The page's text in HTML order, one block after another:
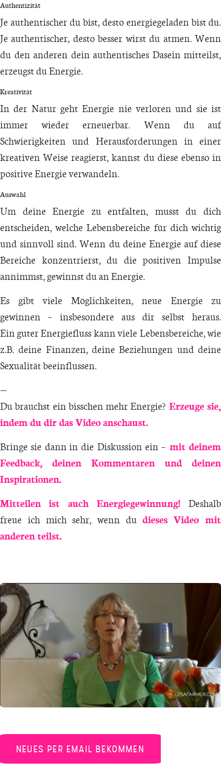
Authentizität
Je authentischer du bist, desto energiegeladen bist du.
Je authentischer, desto besser wirst du atmen. Wenn
du den anderen dein authentisches Dasein mitteilst,
erzeugst du Energie.
Kreativität
In der Natur geht Energie nie verloren und sie ist
immer wieder erneuerbar. Wenn du auf
Schwierigkeiten und Herausforderungen in einer
kreativen Weise reagierst, kannst du diese ebenso in
positive Energie verwandeln.
Auswahl
Um deine Energie zu entfalten, musst du dich
entscheiden, welche Lebensbereiche für dich wichtig
und sinnvoll sind. Wenn du deine Energie auf diese
Bereiche konzentrierst, du die positiven Impulse
annimmst, gewinnst du an Energie.
Es gibt viele Möglichkeiten, neue Energie zu
gewinnen – insbesondere aus dir selbst heraus.
Ein guter Energiefluss kann viele Lebensbereiche, wie
z.B. deine Finanzen, deine Beziehungen und deine
Sexualität beeinflussen.
—
Du brauchst ein bisschen mehr Energie? Erzeuge sie,
indem du dir das Video anschaust.
Bringe sie dann in die Diskussion ein – mit deinem
Feedback, deinen Kommentaren und deinen
Inspirationen.
Mitteilen ist auch Energiegewinnung! Deshalb
freue ich mich sehr, wenn du dieses Video mit
anderen teilst.
NEUES PER EMAIL BEKOMMEN